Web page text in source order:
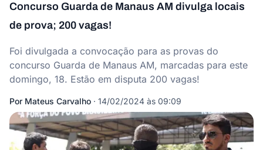
Concurso Guarda de Manaus AM divulga locais
de prova; 200 vagas!
Foi divulgada a convocação para as provas do
concurso Guarda de Manaus AM, marcadas para este
domingo, 18. Estão em disputa 200 vagas!
Por Mateus Carvalho · 14/02/2024 às 09:09